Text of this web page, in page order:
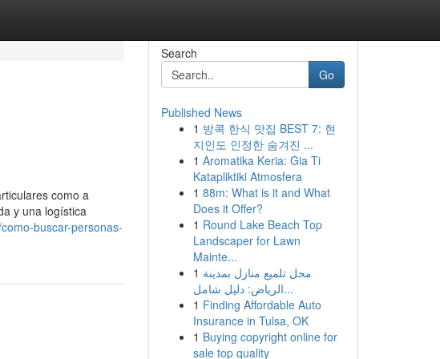
como a
y una logística
buscar-personas-
Search
Go
Published News
1 방콕 한식 맛집 BEST 7: 현
지인도 인정한 숨겨진 ...
1 Aromatika Keria: Gia Ti
Katapliktiki Atmosfera
1 88m: What is it and What
Does it Offer?
1 Round Lake Beach Top
Landscaper for Lawn
Mainte...
1 محل تلميع منازل بمدينة
الرياض: دليل شامل...
1 Finding Affordable Auto
Insurance in Tulsa, OK
1 Buying copyright online for
sale top quality